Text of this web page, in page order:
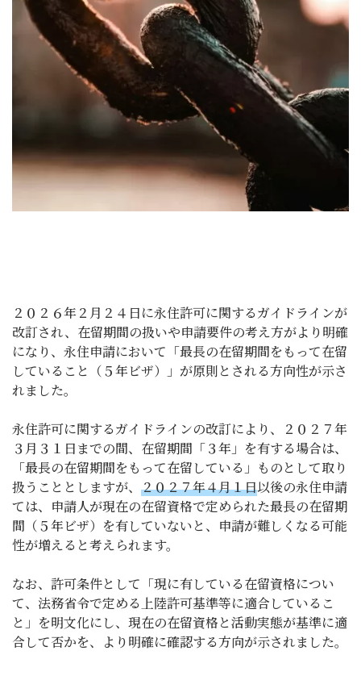
２０２６年２月２４日に永住許可に関するガイドラインが
改訂され、在留期間の扱いや申請要件の考え方がより明確
になり、永住申請において「最長の在留期間をもって在留
していること（５年ビザ）」が原則とされる方向性が示さ
れました。
永住許可に関するガイドラインの改訂により、２０２７年
３月３１日までの間、在留期間「３年」を有する場合は、
「最長の在留期間をもって在留している」ものとして取り
扱うこととしますが、 ２０２７年４月１日以後の永住申請
ては、申請人が現在の在留資格で定められた最長の在留期
間（５年ビザ）を有していないと、申請が難しくなる可能
性が増えると考えられます。
なお、許可条件として「現に有している在留資格につい
て、法務省令で定める上陸許可基準等に適合しているこ
と」を明文化にし、現在の在留資格と活動実態が基準に適
合して否かを、より明確に確認する方向が示されました。